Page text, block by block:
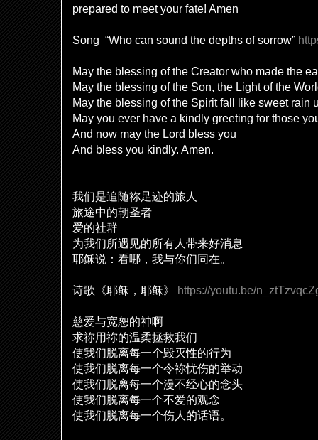
prepared to meet your fate! Amen
Song “Who can sound the depths of sorrow”
May the blessing of the Creator who made the
May the blessing of the Son, the Light of the
May the blessing of the Spirit fall like sweet rain
May you ever have a kindly greeting for those
And now may the Lord bless you
And bless you kindly. Amen.
我们是追随祢足迹的旅人
旅途中的朝圣者
爱的社群
为我们所遇 见的所有人 带来好消息
耶稣说 ：看哪，我与你们同在。
诗歌《耶稣 ，耶稣》 https://youtu.be/
慈爱与宽恕的神啊
求祢用祢的温柔拯救我们
使我们脱离每一个毁灭性的行为
使我们脱离每一个令祢忧伤的举动
使我们脱离每一个漫不经心的念头
使我们脱离每一个不爱的观念
使我们脱离每一个伤人的话语。